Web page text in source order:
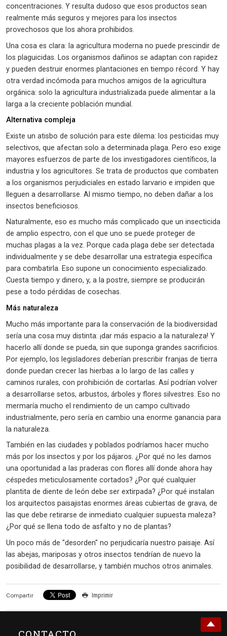
concentraciones. Y resulta dudoso que esos productos sean
realmente más seguros y mejores para los insectos
provechosos que los ahora prohibidos.
Una cosa es clara: la agricultura moderna no puede prescindir de
los plaguicidas. Los organismos dañinos se adaptan con rapidez
y pueden destruir enormes plantaciones en tiempo récord. Y hay
otra verdad incómoda para muchos amigos de la agricultura
orgánica: solo la agricultura industrializada puede alimentar a la
larga a la creciente población mundial.
Alternativa compleja
Existe un atisbo de solución para este dilema: los pesticidas muy
selectivos, que afectan solo a determinada plaga. Pero eso exige
mayores esfuerzos de parte de los investigadores científicos, la
industria y los agricultores. Se trata de productos que combaten
a los organismos perjudiciales en estado larvario e impiden que
lleguen a desarrollarse. Al mismo tiempo, no deben dañar a los
insectos beneficiosos.
Naturalmente, eso es mucho más complicado que un insecticida
de amplio espectro, con el que uno se puede proteger de
muchas plagas a la vez. Porque cada plaga debe ser detectada
individualmente y se debe desarrollar una estrategia específica
para combatirla. Eso supone un conocimiento especializado.
Cuesta tiempo y dinero, y, a la postre, siempre se producirán
pese a todo pérdidas de cosechas.
Más naturaleza
Mucho más importante para la conservación de la biodiversidad
sería una cosa muy distinta: ¡dar más espacio a la naturaleza! Y
hacerlo allí donde se pueda, sin que suponga grandes sacrificios.
Por ejemplo, los legisladores deberían prescribir franjas de tierra
donde puedan crecer las hierbas a lo largo de las calles y
caminos rurales, con prohibición de cortarlas. Así podrían volver
a desarrollarse setos, arbustos, árboles y flores silvestres. Eso no
mermaría mucho el rendimiento de un campo cultivado
industrialmente, pero sería en cambio una enorme ganancia para
la naturaleza.
También en las ciudades y poblados podríamos hacer mucho
más por los insectos y por los pájaros. ¿Por qué no les damos
una oportunidad a las praderas con flores allí donde ahora hay
céspedes meticulosamente cortados? ¿Por qué cualquier
plantita de diente de león debe ser extirpada? ¿Por qué instalan
los arquitectos paisajistas enormes áreas cubiertas de grava, de
las que debe retirarse de inmediato cualquier supuesta maleza?
¿Por qué se llena todo de asfalto y no de plantas?
Un poco más de "desorden" no perjudicaría nuestro paisaje. Así
las abejas, mariposas y otros insectos tendrían de nuevo la
posibilidad de desarrollarse, y también muchos otros animales.
Compartir Imprimir